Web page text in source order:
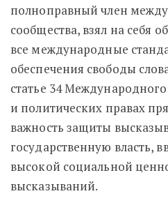
полноправный член
сообщества, взял на себя
все международные
обеспечения свободы
статье 34
и политических правах
важность защиты
государственную власть,
высокой социальной
высказываний.